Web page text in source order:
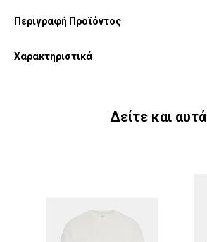
Περιγραφή Προϊόντος
Χαρακτηριστικά
Δείτε και αυτά